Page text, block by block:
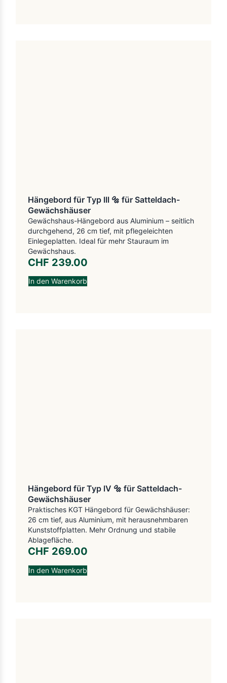
Hängebord für Typ lll 🔩 für Satteldach-
Gewächshäuser
Gewächshaus-Hängebord aus Aluminium – seitlich
durchgehend, 26 cm tief, mit pflegeleichten
Einlegeplatten. Ideal für mehr Stauraum im
Gewächshaus.
CHF 239.00
In den Warenkorb
Hängebord für Typ lV 🔩 für Satteldach-
Gewächshäuser
Praktisches KGT Hängebord für Gewächshäuser:
26 cm tief, aus Aluminium, mit herausnehmbaren
Kunststoffplatten. Mehr Ordnung und stabile
Ablagefläche.
CHF 269.00
In den Warenkorb